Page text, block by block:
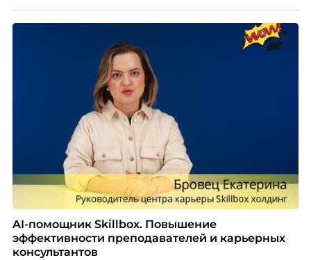
AI-помощник Skillbox. Повышение
эффективности преподавателей и карьерных
консультантов